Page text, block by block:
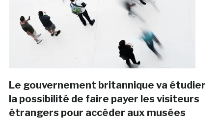
Le gouvernement britannique va étudier
la possibilité de faire payer les visiteurs
étrangers pour accéder aux musées